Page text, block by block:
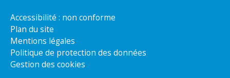
Accessibilité : non conforme
Plan du site
Mentions légales
Politique de protection des données
Gestion des cookies